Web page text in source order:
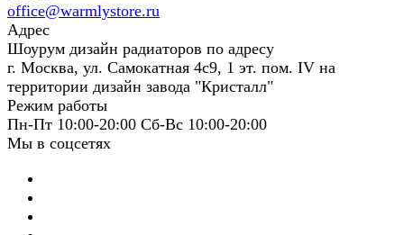
office@warmlystore.ru
Адрес
Шоурум дизайн радиаторов по адресу
г. Москва, ул. Самокатная 4с9, 1 эт. пом. IV на
территории дизайн завода "Кристалл"
Режим работы
Пн-Пт 10:00-20:00 Сб-Вс 10:00-20:00
Мы в соцсетях